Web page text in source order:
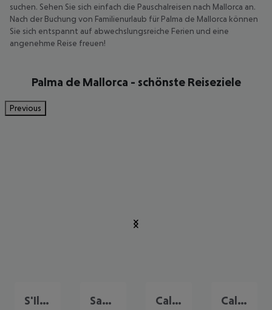
suchen. Sehen Sie sich einfach die Pauschalreisen nach Mallorca an.
Nach der Buchung von Familienurlaub für Palma de Mallorca können
Sie sich entspannt auf abwechslungsreiche Ferien und eine
angenehme Reise freuen!
Palma de Mallorca - schönste Reiseziele
Previous
S'Illot Santa Ponsa Cala d'Or Cala Millor